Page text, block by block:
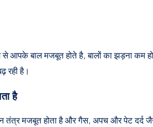
आपके बाल मजबूत होते है, बालों का झड़ना कम
रही है।
है
तंत्र मजबूत होता है और गैस, अपच और पेट दर्द